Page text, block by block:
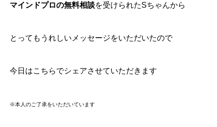
マインドプロの無料相談を受けられたSちゃんから
とってもうれしいメッセージをいただいたので
今日はこちらでシェアさせていただきます
※本人のご了承をいただいています